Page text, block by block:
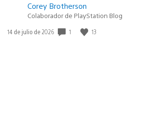
Corey Brotherson
Colaborador de PlayStation Blog
Fecha
14 de julio de 2026 1 13